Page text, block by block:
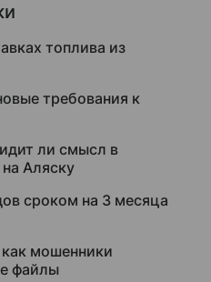
топлива из
требования к
ли смысл в
Аляску
сроком на 3 месяца
мошенники
файлы